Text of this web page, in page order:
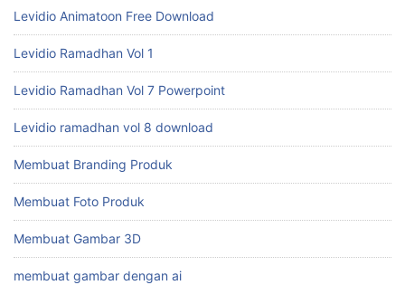
Levidio Animatoon Free Download
Levidio Ramadhan Vol 1
Levidio Ramadhan Vol 7 Powerpoint
Levidio ramadhan vol 8 download
Membuat Branding Produk
Membuat Foto Produk
Membuat Gambar 3D
membuat gambar dengan ai